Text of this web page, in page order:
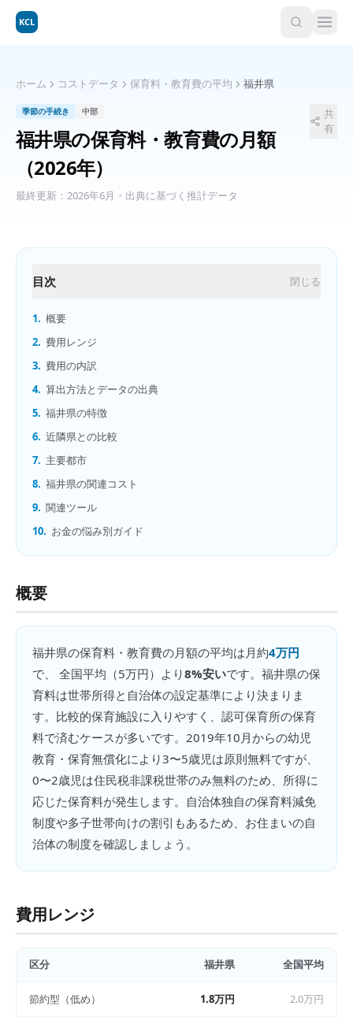
KCL
ホーム コストデータ 保育料・教育費の平均 福井県
季節の手続き 中部
福井県の保育料・教育費の月額
（2026年）
最終更新： 2026年6月 ・出典に基づく推計データ
共
有
目次 閉じる
1. 概要
2. 費用レンジ
3. 費用の内訳
4. 算出方法とデータの出典
5. 福井県の特徴
6. 近隣県との比較
7. 主要都市
8. 福井県の関連コスト
9. 関連ツール
10. お金の悩み別ガイド
概要
福井県の保育料・教育費の月額の平均は月約4万円
で、 全国平均（5万円）より8%安いです。 福井県の保
育料は世帯所得と自治体の設定基準により決まりま
す。比較的保育施設に入りやすく、認可保育所の保育
料で済むケースが多いです。2019年10月からの幼児
教育・保育無償化により3〜5歳児は原則無料ですが、
0〜2歳児は住民税非課税世帯のみ無料のため、所得に
応じた保育料が発生します。自治体独自の保育料減免
制度や多子世帯向けの割引もあるため、お住まいの自
治体の制度を確認しましょう。
費用レンジ
区分 福井県 全国平均
節約型（低め） 1.8万円 2.0万円